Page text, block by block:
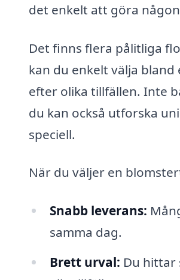
det enkelt att göra
Det finns flera pålitliga
kan du enkelt välja
efter olika tillfällen. Inte
du kan också utforska
speciell.
När du väljer en
Snabb leverans:
samma dag.
Brett urval: Du hittar